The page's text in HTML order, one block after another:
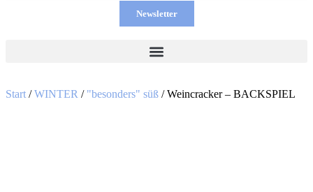
Newsletter
Start /WINTER / "besonders" süß / Weincracker – BACKSPIEL